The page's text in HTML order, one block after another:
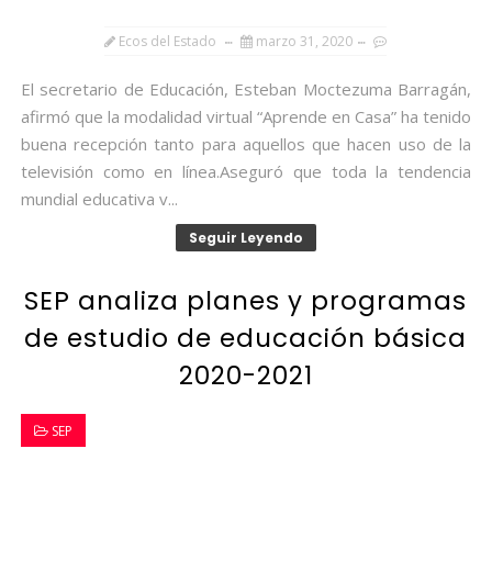
Ecos del Estado marzo 31, 2020
El secretario de Educación, Esteban Moctezuma Barragán,
afirmó que la modalidad virtual “Aprende en Casa” ha tenido
buena recepción tanto para aquellos que hacen uso de la
televisión como en línea.Aseguró que toda la tendencia
mundial educativa v...
Seguir Leyendo
SEP analiza planes y programas
de estudio de educación básica
2020-2021
SEP